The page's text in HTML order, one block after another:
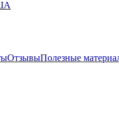
ОтзывыПолезные